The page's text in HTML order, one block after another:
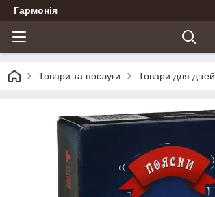
Гармонія
Товари та послуги Товари для дітей